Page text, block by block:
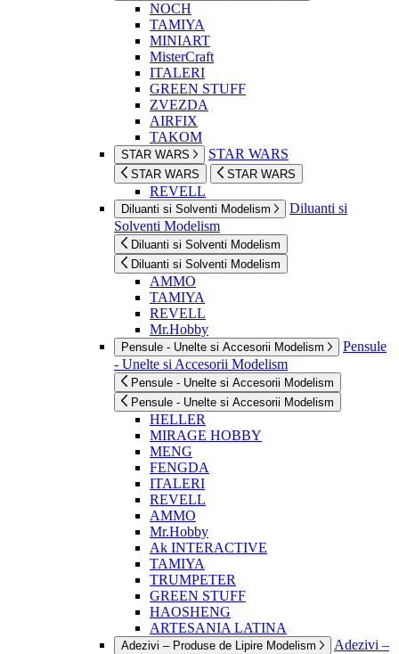
NOCH
TAMIYA
MINIART
MisterCraft
ITALERI
GREEN STUFF
ZVEZDA
AIRFIX
TAKOM
STAR WARS STAR WARS
STAR WARS STAR WARS
REVELL
Diluanti si Solventi Modelism
Diluanti si
Solventi Modelism
Diluanti si Solventi Modelism
Diluanti si Solventi Modelism
AMMO
TAMIYA
REVELL
Mr.Hobby
Pensule - Unelte si Accesorii Modelism
Pensule
- Unelte si Accesorii Modelism
Pensule - Unelte si Accesorii Modelism
Pensule - Unelte si Accesorii Modelism
HELLER
MIRAGE HOBBY
MENG
FENGDA
ITALERI
REVELL
AMMO
Mr.Hobby
Ak INTERACTIVE
TAMIYA
TRUMPETER
GREEN STUFF
HAOSHENG
ARTESANIA LATINA
Adezivi – Produse de Lipire Modelism
Adezivi –